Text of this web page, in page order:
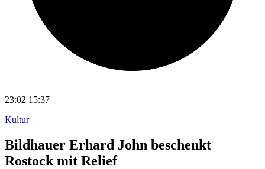
23:02 15:37
Kultur
Bildhauer Erhard John beschenkt
Rostock mit Relief